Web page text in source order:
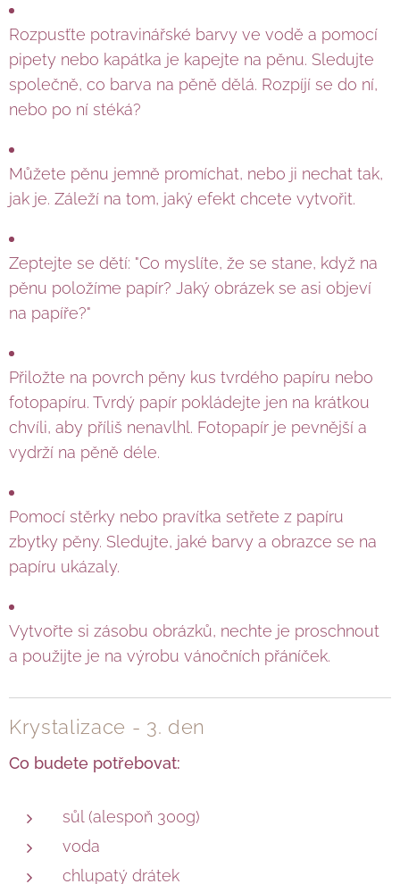
Rozpusťte potravinářské barvy ve vodě a pomocí
pipety nebo kapátka je kapejte na pěnu. Sledujte
společně, co barva na pěně dělá. Rozpíjí se do ní,
nebo po ní stéká?
Můžete pěnu jemně promíchat, nebo ji nechat tak,
jak je. Záleží na tom, jaký efekt chcete vytvořit.
Zeptejte se dětí: "Co myslíte, že se stane, když na
pěnu položíme papír? Jaký obrázek se asi objeví
na papíře?"
Přiložte na povrch pěny kus tvrdého papíru nebo
fotopapíru. Tvrdý papír pokládejte jen na krátkou
chvíli, aby příliš nenavlhl. Fotopapír je pevnější a
vydrží na pěně déle.
Pomocí stěrky nebo pravítka setřete z papíru
zbytky pěny. Sledujte, jaké barvy a obrazce se na
papíru ukázaly.
Vytvořte si zásobu obrázků, nechte je proschnout
a použijte je na výrobu vánočních přáníček.
Krystalizace - 3. den
Co budete potřebovat:
sůl (alespoň 300g)
voda
chlupatý drátek